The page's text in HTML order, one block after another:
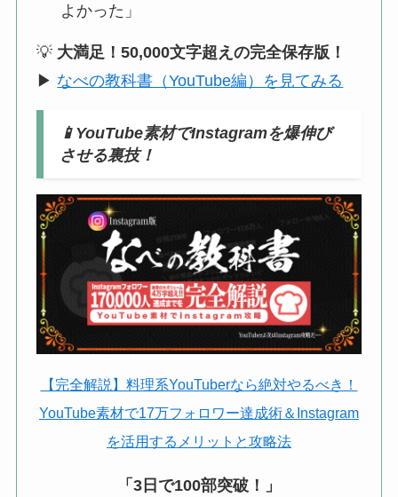
よかった」
💡 大満足！50,000文字超えの完全保存版！
▶ なべの教科書（YouTube編）を見てみる
📱 YouTube素材でInstagramを爆伸び
させる裏技！
【完全解説】料理系YouTuberなら絶対やるべき！
YouTube素材で17万フォロワー達成術＆Instagram
を活用するメリットと攻略法
「3日で100部突破！」